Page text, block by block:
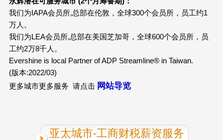
我们为IAPA会员所,总部在伦敦，全球300个会员所，员工约1
万人。
我们为LEA会员所,总部在美国芝加哥，全球600个会员所，员
工约2万8千人。
Evershine is local Partner of ADP Streamline® in Taiwan.
(版本:2022/03)
更多城市更多服务 请点击 网站导览
亚太城市-工商财税薪资服务